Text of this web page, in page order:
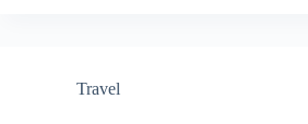
Travel